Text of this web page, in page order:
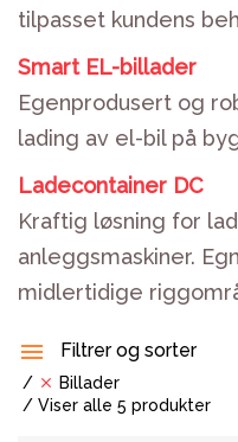
tilpasset kundens
Smart EL-billader
Egenprodusert og
lading av el-bil på
Ladecontainer DC
Kraftig løsning for
anleggsmaskiner.
midlertidige
Filtrer og sorter
Billader
Viser alle 5 produkter
Transformatorer
Overganger og
Skjøteledning og
Låsesystem og
Batteribank
Kabelbeskyttelse
Motorvern
Kontaktmateriell og
Elektriske